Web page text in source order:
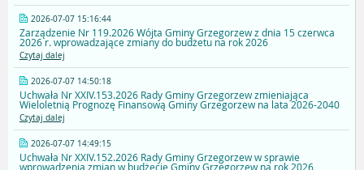
2026-07-07 15:16:44
Zarządzenie Nr 119.2026 Wójta Gminy Grzegorzew z dnia 15 czerwca
2026 r. wprowadzające zmiany do budżetu na rok 2026
Czytaj dalej
2026-07-07 14:50:18
Uchwała Nr XXIV.153.2026 Rady Gminy Grzegorzew zmieniająca
Wieloletnią Prognozę Finansową Gminy Grzegorzew na lata 2026-2040
Czytaj dalej
2026-07-07 14:49:15
Uchwała Nr XXIV.152.2026 Rady Gminy Grzegorzew w sprawie
wprowadzenia zmian w budżecie Gminy Grzegorzew na rok 2026